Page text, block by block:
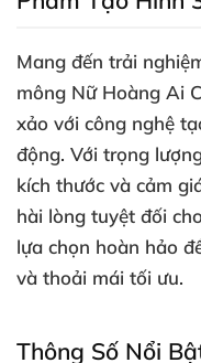
Mang đến trải
mông Nữ Hoàng Ai
xảo với công nghệ
động. Với trọng
kích thước và cảm
hài lòng tuyệt đối
lựa chọn hoàn hảo
và thoải mái tối ưu.
Thông Số Nổi